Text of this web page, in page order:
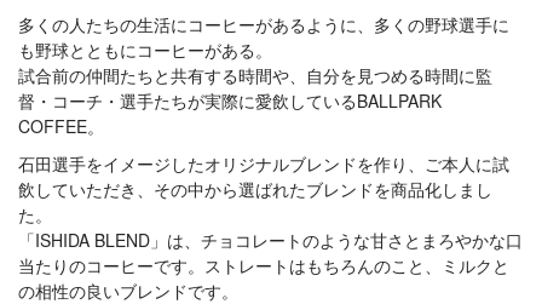
多くの人たちの生活にコーヒーがあるように、多くの野球選手に
も野球とともにコーヒーがある。
試合前の仲間たちと共有する時間や、自分を見つめる時間に監
督・コーチ・選手たちが実際に愛飲しているBALLPARK
COFFEE。
石田選手をイメージしたオリジナルブレンドを作り、ご本人に試
飲していただき、その中から選ばれたブレンドを商品化しまし
た。
「ISHIDA BLEND」は、チョコレートのような甘さとまろやかな口
当たりのコーヒーです。ストレートはもちろんのこと、ミルクと
の相性の良いブレンドです。